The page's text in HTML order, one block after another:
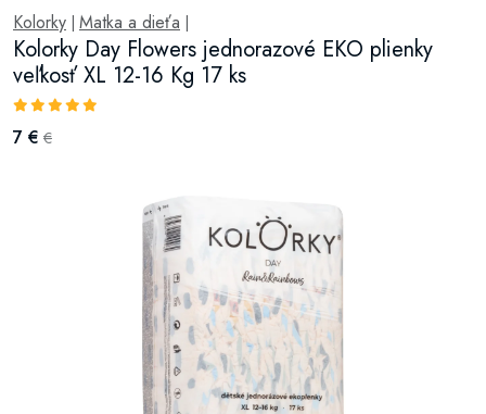
Kolorky Matka a dieťa
Kolorky Day Flowers jednorazové EKO plienky
veľkosť XL 12-16 Kg 17 ks
7 € €